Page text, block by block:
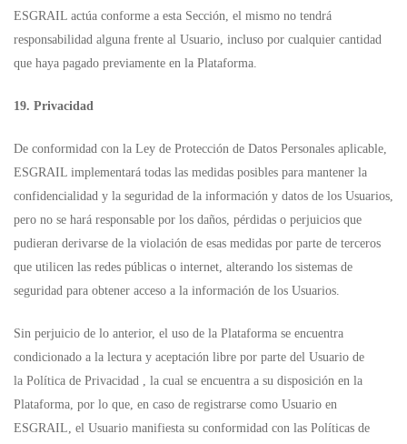
ESGRAIL actúa conforme a esta Sección, el mismo no tendrá
responsabilidad alguna frente al Usuario, incluso por cualquier cantidad
que haya pagado previamente en la Plataforma.
19. Privacidad
De conformidad con la Ley de Protección de Datos Personales aplicable,
ESGRAIL implementará todas las medidas posibles para mantener la
confidencialidad y la seguridad de la información y datos de los Usuarios,
pero no se hará responsable por los daños, pérdidas o perjuicios que
pudieran derivarse de la violación de esas medidas por parte de terceros
que utilicen las redes públicas o internet, alterando los sistemas de
seguridad para obtener acceso a la información de los Usuarios.
Sin perjuicio de lo anterior, el uso de la Plataforma se encuentra
condicionado a la lectura y aceptación libre por parte del Usuario de
la Política de Privacidad , la cual se encuentra a su disposición en la
Plataforma, por lo que, en caso de registrarse como Usuario en
ESGRAIL, el Usuario manifiesta su conformidad con las Políticas de